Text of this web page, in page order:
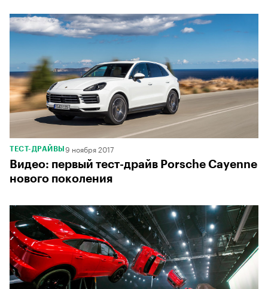
ТЕСТ-ДРАЙВЫ 9 ноября 2017
Видео: первый тест-драйв Porsche Cayenne
нового поколения